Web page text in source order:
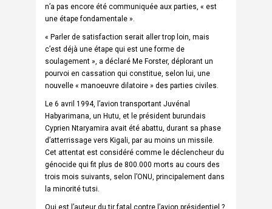
n’a pas encore été communiquée aux parties, « est
une étape fondamentale ».
« Parler de satisfaction serait aller trop loin, mais
c’est déjà une étape qui est une forme de
soulagement », a déclaré Me Forster, déplorant un
pourvoi en cassation qui constitue, selon lui, une
nouvelle « manoeuvre dilatoire » des parties civiles.
Le 6 avril 1994, l’avion transportant Juvénal
Habyarimana, un Hutu, et le président burundais
Cyprien Ntaryamira avait été abattu, durant sa phase
d’atterrissage vers Kigali, par au moins un missile.
Cet attentat est considéré comme le déclencheur du
génocide qui fit plus de 800.000 morts au cours des
trois mois suivants, selon l’ONU, principalement dans
la minorité tutsi.
Qui est l’auteur du tir fatal contre l’avion présidentiel ?